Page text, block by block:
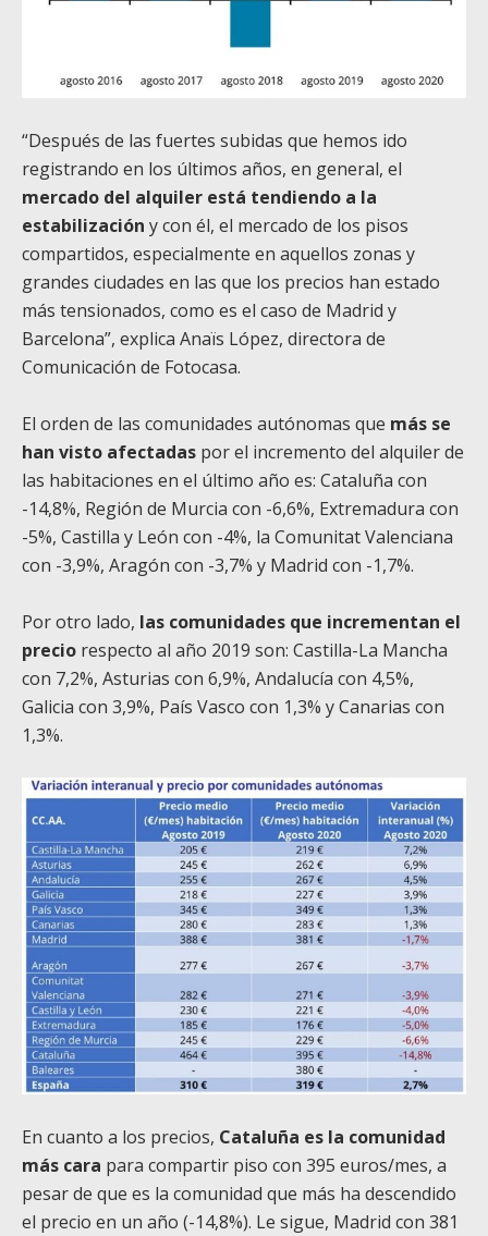
“Después de las fuertes subidas que hemos ido
registrando en los últimos años, en general, el
mercado del alquiler está tendiendo a la
estabilización y con él, el mercado de los pisos
compartidos, especialmente en aquellos zonas y
grandes ciudades en las que los precios han estado
más tensionados, como es el caso de Madrid y
Barcelona”, explica Anaïs López, directora de
Comunicación de Fotocasa.
El orden de las comunidades autónomas que más se
han visto afectadas por el incremento del alquiler de
las habitaciones en el último año es: Cataluña con
-14,8%, Región de Murcia con -6,6%, Extremadura con
-5%, Castilla y León con -4%, la Comunitat Valenciana
con -3,9%, Aragón con -3,7% y Madrid con -1,7%.
Por otro lado, las comunidades que incrementan el
precio respecto al año 2019 son: Castilla-La Mancha
con 7,2%, Asturias con 6,9%, Andalucía con 4,5%,
Galicia con 3,9%, País Vasco con 1,3% y Canarias con
1,3%.
En cuanto a los precios, Cataluña es la comunidad
más cara para compartir piso con 395 euros/mes, a
pesar de que es la comunidad que más ha descendido
el precio en un año (-14,8%). Le sigue, Madrid con 381